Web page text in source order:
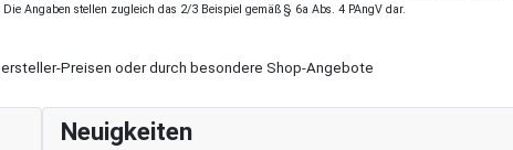
Angaben stellen zugleich das 2/3 Beispiel gemäß § 6a Abs. 4 PAngV dar.
Preisen oder durch besondere Shop-Angebote
Neuigkeiten